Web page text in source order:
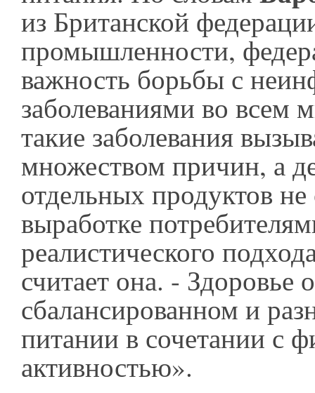
из Британской
промышленности,
важность борьбы с
заболеваниями во всем
такие заболевания
множеством причин, а
отдельных продуктов не
выработке
реалистического
считает она. - Здоровье
сбалансированном и
питании в сочетании с
активностью».